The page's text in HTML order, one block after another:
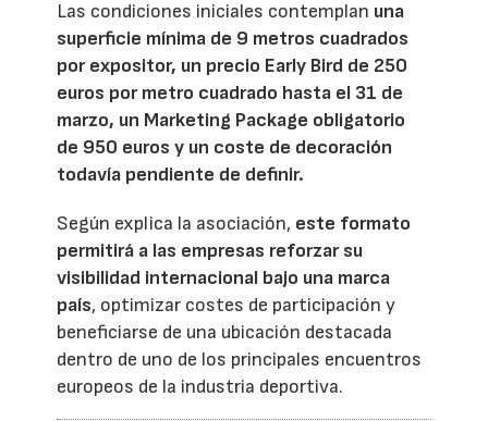
Las condiciones iniciales contemplan una
superficie mínima de 9 metros cuadrados
por expositor, un precio Early Bird de 250
euros por metro cuadrado hasta el 31 de
marzo, un Marketing Package obligatorio
de 950 euros y un coste de decoración
todavía pendiente de definir.
Según explica la asociación, este formato
permitirá a las empresas reforzar su
visibilidad internacional bajo una marca
país, optimizar costes de participación y
beneficiarse de una ubicación destacada
dentro de uno de los principales encuentros
europeos de la industria deportiva.